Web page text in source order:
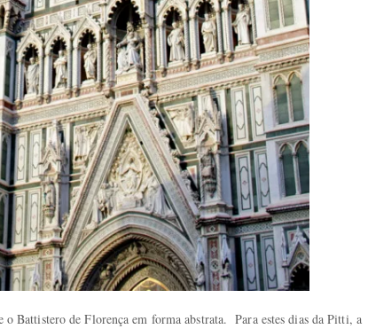
Battistero de Florença em forma abstrata. Para estes dias da Pitti, a